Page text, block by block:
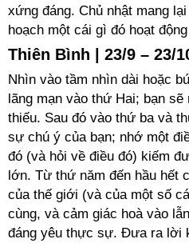
xứng đáng. Chủ nhật mang
hoạch một cái gì đó hoạt
Thiên Bình | 23/9 – 23/
Nhìn vào tầm nhìn dài hoặc
lãng mạn vào thứ Hai; bạn
thiếu. Sau đó vào thứ ba và
sự chú ý của bạn; nhớ một
đó (và hỏi về điều đó) kiếm
lớn. Từ thứ năm đến hầu hết
của thế giới (và của một số
cùng, và cảm giác hoà vào
đáng yêu thực sự. Đưa ra lời